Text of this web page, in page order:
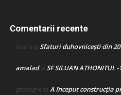
Comentarii recente
Doina la Sfaturi duhovnicești din
amaladla SF SILUAN ATHONITUL -
gheorghe la A început construcţia